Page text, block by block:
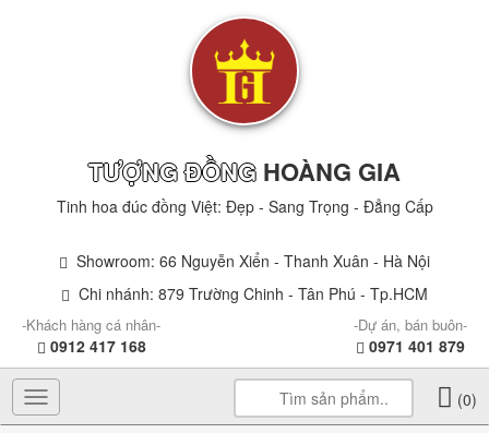
TƯỢNG ĐỒNG HOÀNG GIA
Tinh hoa đúc đồng Việt: Đẹp - Sang Trọng - Đẳng Cấp
Showroom: 66 Nguyễn Xiển - Thanh Xuân - Hà Nội
Chi nhánh: 879 Trường Chinh - Tân Phú - Tp.HCM
-Khách hàng cá nhân-
0912 417 168
-Dự án, bán buôn-
0971 401 879
Toggle
navigation
(0)